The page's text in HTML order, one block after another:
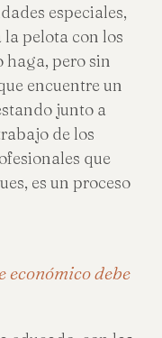
especiales,
la pelota con los
haga, pero sin
encuentre un
junto a
de los
que
es un proceso
económico debe